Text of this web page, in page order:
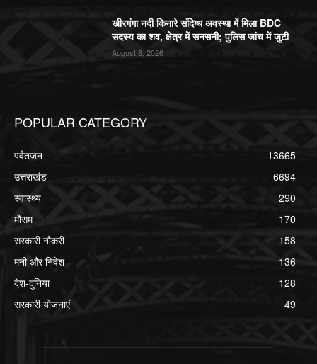
खीरगंगा नदी किनारे संदिग्ध अवस्था में मिला BDC
सदस्य का शव, क्षेत्र में सनसनी; पुलिस जांच में जुटी
August 8, 2026
POPULAR CATEGORY
पर्वतजन
13665
उत्तराखंड
6694
स्वास्थ्य
290
मौसम
170
सरकारी नौकरी
158
मनी और निवेश
136
देश-दुनिया
128
सरकारी योजनाएं
49